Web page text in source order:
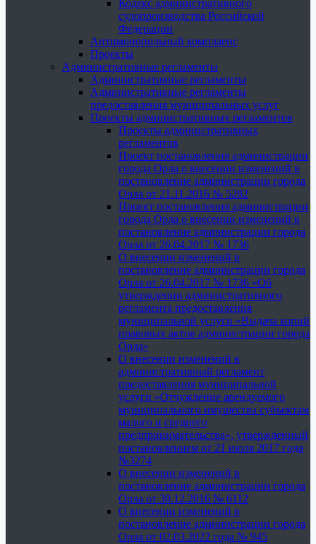
Кодекс административного
судопроизводства Российской
Федерации
Антимонопольный комплаенс
Проекты
Административные регламенты
Административные регламенты
Административные регламенты
предоставления муниципальных услуг
Проекты административных регламентов
Проекты административных
регламентов
Проект постановления администрации
города Орла о внесении изменений в
постановление администрации города
Орла от 21.11.2016 № 5282
Проект постановления администрации
города Орла о внесении изменений в
постановление администрации города
Орла от 26.04.2017 № 1736
О внесении изменений в
постановление администрации города
Орла от 26.04.2017 № 1736 «Об
утверждении административного
регламента предоставления
муниципальной услуги «Выдача копий
правовых актов администрации города
Орла»
О внесении изменений в
административный регламент
предоставления муниципальной
услуги «Отчуждение арендуемого
муниципального имущества субъектам
малого и среднего
предпринимательства», утвержденный
постановлением от 21 июля 2017 года
№3274
О внесении изменений в
постановление администрации города
Орла от 30.12.2016 № 6112
О внесении изменений в
постановление администрации города
Орла от 02.03.2022 года № 945